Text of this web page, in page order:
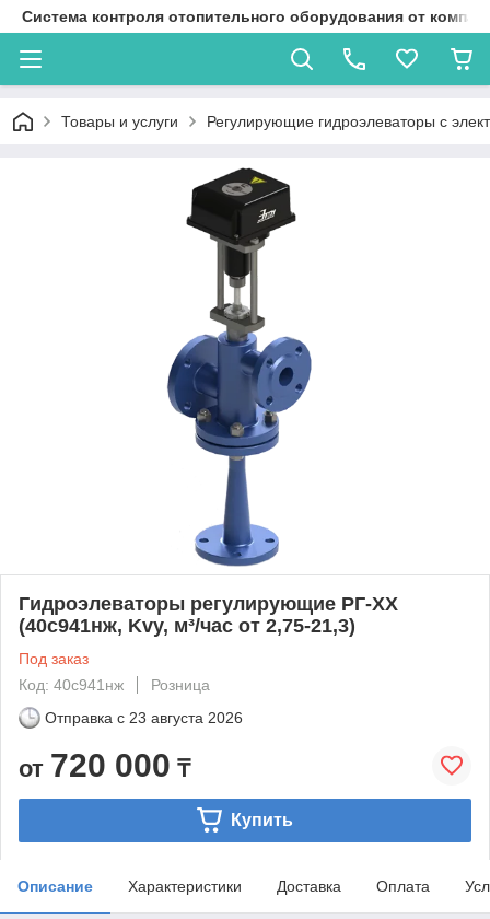
Система контроля отопительного оборудования от
Товары и услуги Регулирующие гидроэлеваторы с
Гидроэлеваторы регулирующие РГ-ХХ
(40с941нж, Kvy, м³/час от 2,75-21,3)
Под заказ
Код: 40с941нж
Розница
Отправка с 23 августа 2026
от 720 000 ₸
Купить
Описание Характеристики Доставка Оплата